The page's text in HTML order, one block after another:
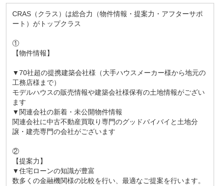
CRAS（クラス）は総合力（物件情報・提案力・アフターサポ
ート）がトップクラス
①
【物件情報】
▼70社超の提携建築会社様（大手ハウスメーカー様から地元の
工務店様まで）
モデルハウスの販売情報や建築会社様保有の土地情報がござい
ます
▼関連会社の新着・未公開物件情報
関連会社に中古不動産買取り専門のグッドバイバイと土地分
譲・建売専門の会社がございます
②
【提案力】
▼住宅ローンの知識が豊富
数多くの金融機関様の比較を行い、最適なご提案を行います。